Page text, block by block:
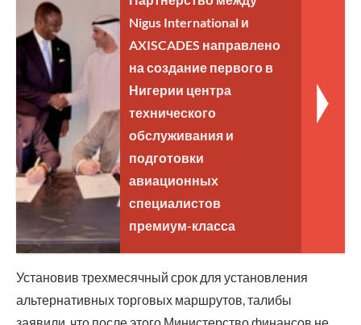
Nigus International и
AXISCADES направлено
на создание первого в
Нигерии центра
технического
обслуживания и
подготовки
авиационных
специалистов
премиум-класса
Установив трехмесячный срок для установления
альтернативных торговых маршрутов, талибы